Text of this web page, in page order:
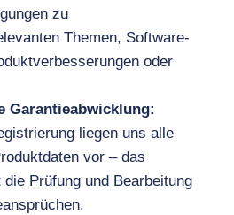
zu
Themen, Software-
oder
Garantieabwicklung:
liegen uns alle
vor – das
die Prüfung und Bearbeitung